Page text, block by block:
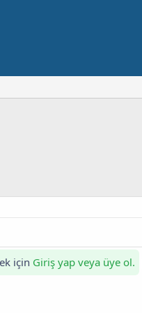
için Giriş yap veya üye ol.